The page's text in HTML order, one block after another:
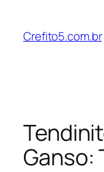
Crefito5.com.br
Ganso: